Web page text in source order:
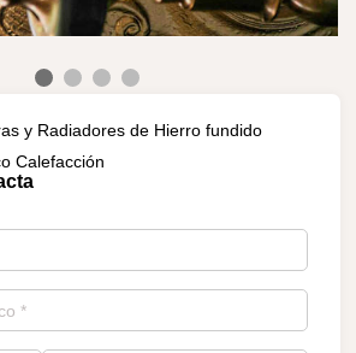
y Radiadores de Hierro fundido
Calefacción